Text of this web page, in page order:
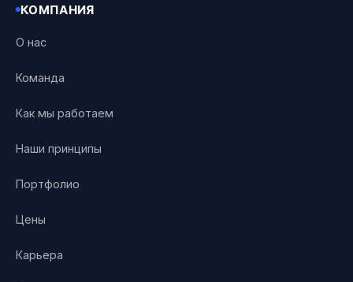
КОМПАНИЯ
О нас
Команда
Как мы работаем
Наши принципы
Портфолио
Цены
Карьера